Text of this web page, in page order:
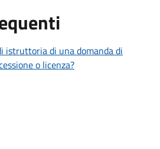
istruttoria di una domanda di
o licenza?